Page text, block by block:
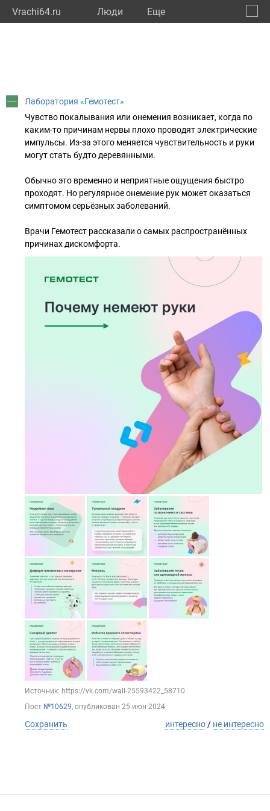
Vrachi64.ru Люди Eще
Лаборатория «Гемотест»
Чувство покалывания или онемения возникает, когда по
каким-то причинам нервы плохо проводят электрические
импульсы. Из-за этого меняется чувствительность и руки
могут стать будто деревянными.
Обычно это временно и неприятные ощущения быстро
проходят. Но регулярное онемение рук может оказаться
симптомом серьёзных заболеваний.
Врачи Гемотест рассказали о самых распространённых
причинах дискомфорта.
Источник: https://vk.com/wall-25593422_58710
Пост №10629, опубликован 25 июн 2024
Сохранить интересно / не интересно